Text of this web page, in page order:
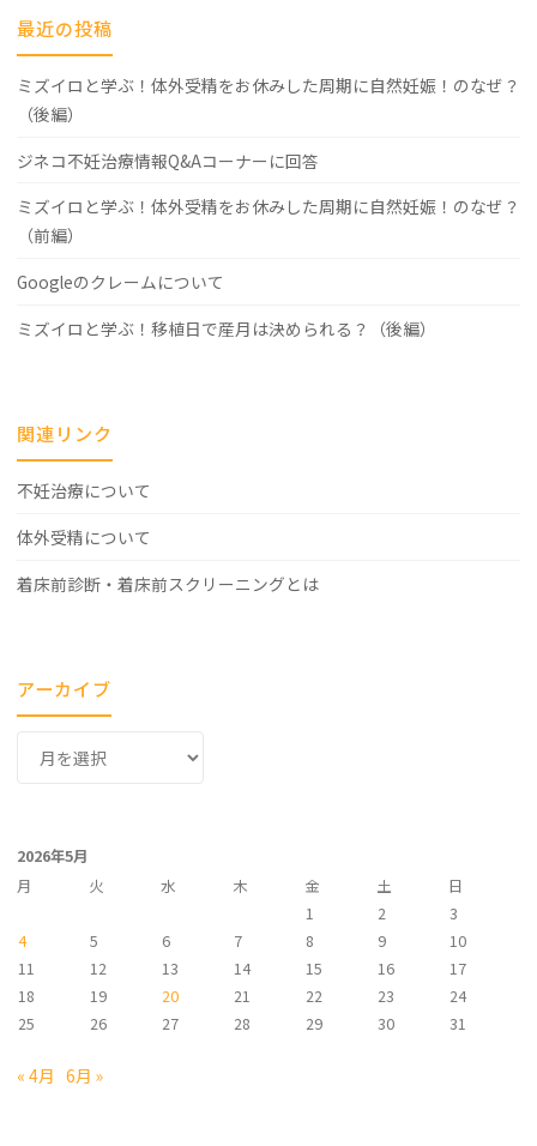
最近の投稿
ミズイロと学ぶ！体外受精をお休みした周期に自然妊娠！のなぜ？
（後編）
ジネコ不妊治療情報Q&Aコーナーに回答
ミズイロと学ぶ！体外受精をお休みした周期に自然妊娠！のなぜ？
（前編）
Googleのクレームについて
ミズイロと学ぶ！移植日で産月は決められる？（後編）
関連リンク
不妊治療について
体外受精について
着床前診断・着床前スクリーニングとは
アーカイブ
ブ
2026年5月
月
火 水 木 金 土
日
1
2
3
4
5 6 7 8 9
10
11
12 13 14 15 16
17
18
19 20 21 22 23
24
25
26 27 28 29 30 31
« 4月 6月 »